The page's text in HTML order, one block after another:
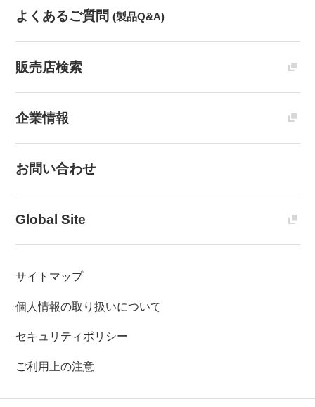
よくあるご質問 (製品Q&A)
販売店検索
企業情報
お問い合わせ
Global Site
サイトマップ
個人情報の取り扱いについて
セキュリティポリシー
ご利用上の注意